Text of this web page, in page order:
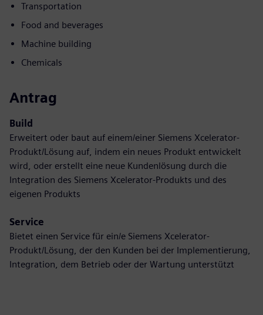
Transportation
Food and beverages
Machine building
Chemicals
Antrag
Build
Erweitert oder baut auf einem/einer Siemens Xcelerator-
Produkt/Lösung auf, indem ein neues Produkt entwickelt
wird, oder erstellt eine neue Kundenlösung durch die
Integration des Siemens Xcelerator-Produkts und des
eigenen Produkts
Service
Bietet einen Service für ein/e Siemens Xcelerator-
Produkt/Lösung, der den Kunden bei der Implementierung,
Integration, dem Betrieb oder der Wartung unterstützt